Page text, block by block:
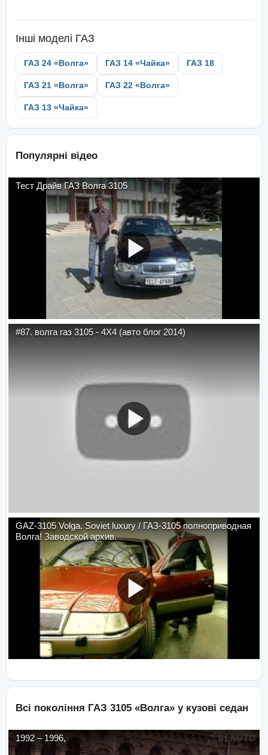
Інші моделі ГАЗ
ГАЗ 24 «Волга» ГАЗ 14 «Чайка» ГАЗ 18
ГАЗ 21 «Волга» ГАЗ 22 «Волга»
ГАЗ 13 «Чайка»
Популярні відео
Тест Драйв ГАЗ Волга 3105
#87. волга газ 3105 - 4Х4 (авто блог 2014)
GAZ-3105 Volga. Soviet luxury / ГАЗ-3105 полноприводная
Волга! Заводской архив.
Всі покоління ГАЗ 3105 «Волга» у кузові седан
1992 –1996,